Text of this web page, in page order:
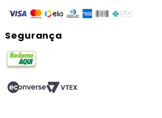
Segurança